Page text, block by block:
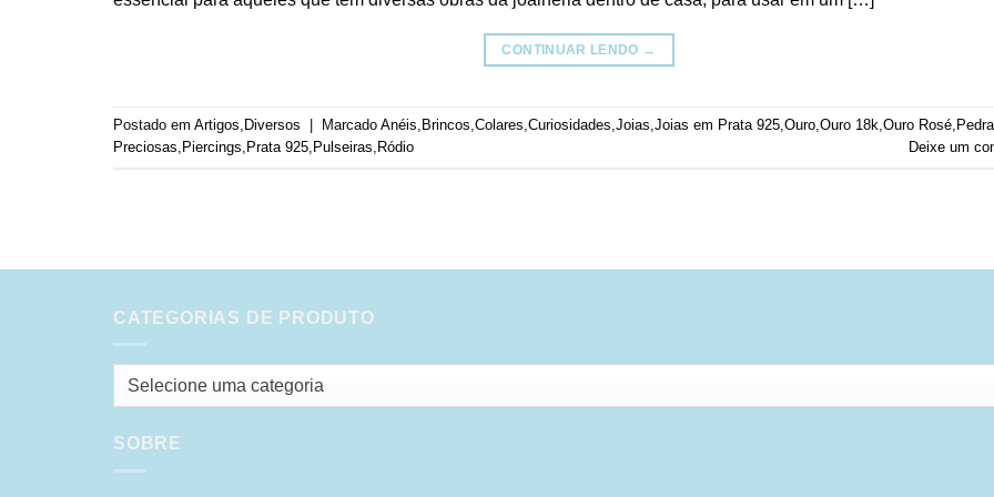
CONTINUAR LENDO →
Postado em Artigos, Diversos Marcado Anéis, Brincos,Colares,Curiosidades,Joias,Joias em Prata 925,Ouro,Ouro 18k,Ouro Rosé,
Preciosas, Piercings, Prata 925, Pulseiras, Ródio Deixe um
CATEGORIAS DE PRODUTO
Selecione uma categoria
SOBRE